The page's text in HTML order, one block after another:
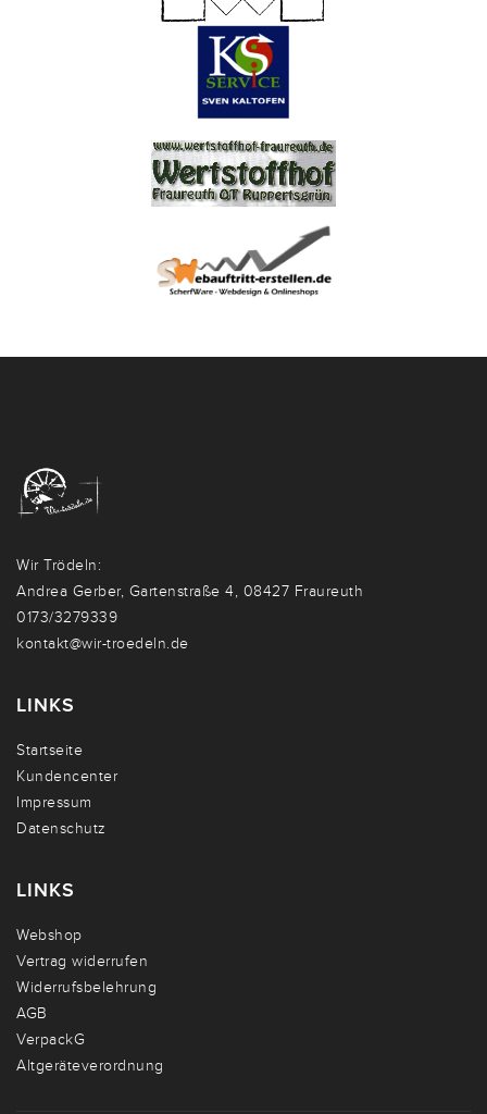
Wir Trödeln:
Andrea Gerber, Gartenstraße 4, 08427 Fraureuth
0173/3279339
kontakt@wir-troedeln.de
LINKS
Startseite
Kundencenter
Impressum
Datenschutz
LINKS
Webshop
Vertrag widerrufen
Widerrufsbelehrung
AGB
VerpackG
Altgeräteverordnung